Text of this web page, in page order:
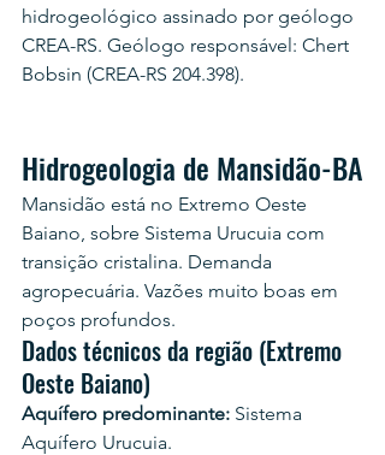
hidrogeológico assinado por geólogo
CREA-RS. Geólogo responsável: Chert
Bobsin (CREA-RS 204.398).
Hidrogeologia de Mansidão-BA
Mansidão está no Extremo Oeste
Baiano, sobre Sistema Urucuia com
transição cristalina. Demanda
agropecuária. Vazões muito boas em
poços profundos.
Dados técnicos da região (Extremo
Oeste Baiano)
Aquífero predominante: Sistema
Aquífero Urucuia.